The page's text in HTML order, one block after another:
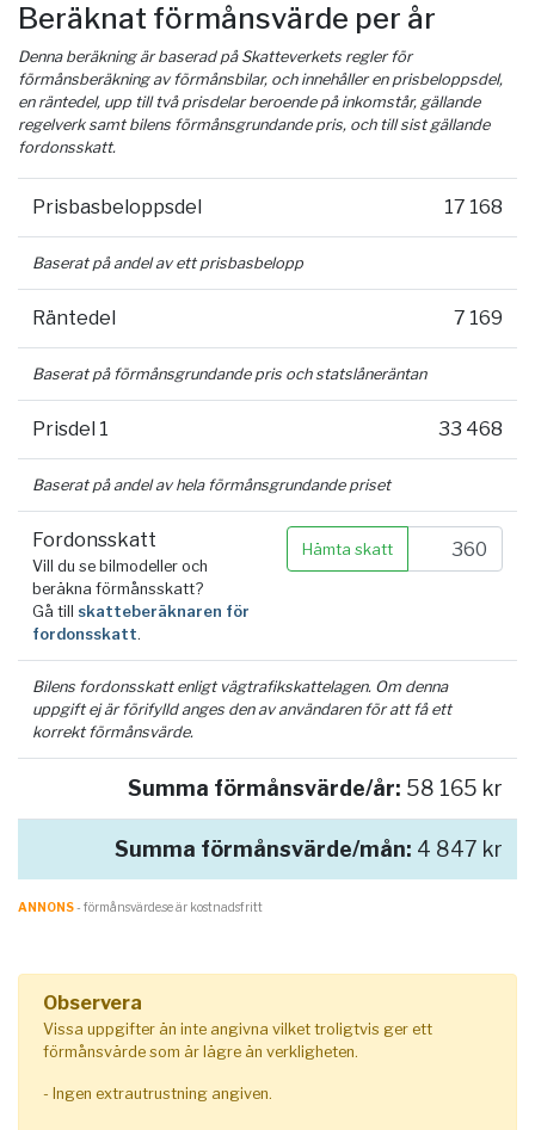
Beräknat förmånsvärde per år
Denna beräkning är baserad på Skatteverkets regler för
förmånsberäkning av förmånsbilar, och innehåller en prisbeloppsdel,
en räntedel, upp till två prisdelar beroende på inkomstår, gällande
regelverk samt bilens förmånsgrundande pris, och till sist gällande
fordonsskatt.
Prisbasbeloppsdel 17 168
Baserat på andel av ett prisbasbelopp
Räntedel 7 169
Baserat på förmånsgrundande pris och statslåneräntan
Prisdel 1 33 468
Baserat på andel av hela förmånsgrundande priset
Fordonsskatt
Vill du se bilmodeller och
beräkna förmånsskatt?
Gå till skatteberäknaren för
fordonsskatt.
Hämta skatt
Bilens fordonsskatt enligt vägtrafikskattelagen. Om denna
uppgift ej är förifylld anges den av användaren för att få ett
korrekt förmånsvärde.
Summa förmånsvärde/år: 58 165 kr
Summa förmånsvärde/mån: 4 847 kr
ANNONS- förmånsvärde.se är kostnadsfritt
Observera
Vissa uppgifter än inte angivna vilket troligtvis ger ett
förmånsvärde som är lägre än verkligheten.
- Ingen extrautrustning angiven.